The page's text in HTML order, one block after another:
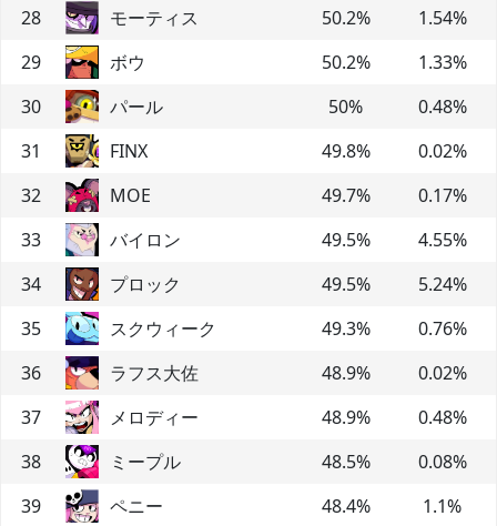
28 モーティス 50.2% 1.54%
29
ボウ 50.2% 1.33%
30
パール 50% 0.48%
31
FINX 49.8% 0.02%
32
MOE 49.7% 0.17%
33
バイロン 49.5% 4.55%
34
プロック 49.5% 5.24%
35
スクウィーク 49.3% 0.76%
36
ラフス大佐 48.9% 0.02%
37
メロディー 48.9% 0.48%
38
ミープル 48.5% 0.08%
39
ペニー 48.4% 1.1%